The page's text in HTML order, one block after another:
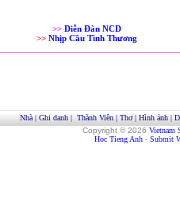
>> Diễn Đàn NCD
>> Nhịp Cầu Tình Thương
Nhà| Ghi danh| Thành Viên| Thơ| Hình ảnh|
Copyright © 2026 Vietnam
Hoc Tieng Anh - Submit